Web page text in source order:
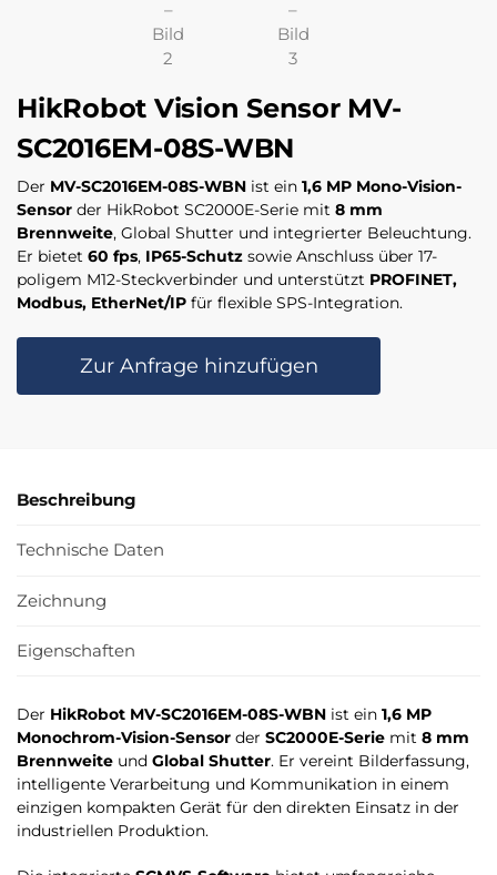
HikRobot Vision Sensor MV-
SC2016EM-08S-WBN
Der MV-SC2016EM-08S-WBN ist ein 1,6 MP Mono-Vision-
Sensor der HikRobot SC2000E-Serie mit 8 mm
Brennweite, Global Shutter und integrierter Beleuchtung.
Er bietet 60 fps, IP65-Schutz sowie Anschluss über 17-
poligem M12-Steckverbinder und unterstützt PROFINET,
Modbus, EtherNet/IP für flexible SPS-Integration.
Zur Anfrage hinzufügen
Beschreibung
Technische Daten
Zeichnung
Eigenschaften
Der HikRobot MV-SC2016EM-08S-WBN ist ein 1,6 MP
Monochrom-Vision-Sensor der SC2000E-Serie mit 8 mm
Brennweite und Global Shutter. Er vereint Bilderfassung,
intelligente Verarbeitung und Kommunikation in einem
einzigen kompakten Gerät für den direkten Einsatz in der
industriellen Produktion.